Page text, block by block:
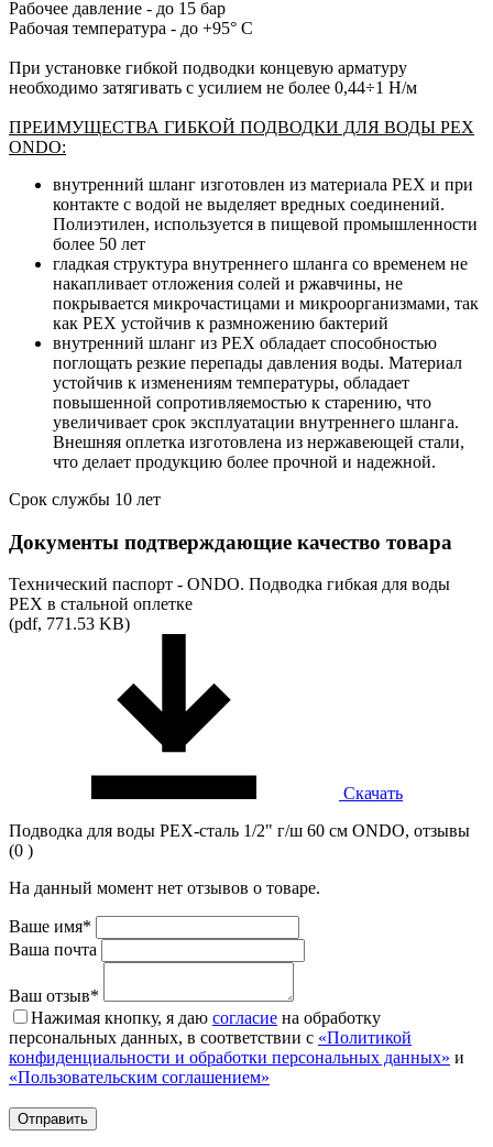
Рабочее давление - до 15 бар
Рабочая температура - до +95° С
При установке гибкой подводки концевую арматуру
необходимо затягивать с усилием не более 0,44÷1 Н/м
ПРЕИМУЩЕСТВА ГИБКОЙ ПОДВОДКИ ДЛЯ ВОДЫ PEX
ONDO:
внутренний шланг изготовлен из материала PEX и при
контакте с водой не выделяет вредных соединений.
Полиэтилен, используется в пищевой промышленности
более 50 лет
гладкая структура внутреннего шланга со временем не
накапливает отложения солей и ржавчины, не
покрывается микрочастицами и микроорганизмами, так
как PEX устойчив к размножению бактерий
внутренний шланг из PEX обладает способностью
поглощать резкие перепады давления воды. Материал
устойчив к изменениям температуры, обладает
повышенной сопротивляемостью к старению, что
увеличивает срок эксплуатации внутреннего шланга.
Внешняя оплетка изготовлена из нержавеющей стали,
что делает продукцию более прочной и надежной.
Срок службы 10 лет
Документы подтверждающие качество товара
Технический паспорт - ONDO. Подводка гибкая для воды
PEX в стальной оплетке
(pdf, 771.53 KB)
Скачать
Подводка для воды PEX-сталь 1/2" г/ш 60 cм ONDO, отзывы
(0 )
На данный момент нет отзывов о товаре.
Ваше имя*
Ваша почта
Ваш отзыв*
Нажимая кнопку, я даю согласие на обработку
персональных данных, в соответствии с «Политикой
конфиденциальности и обработки персональных данных» и
«Пользовательским соглашением»